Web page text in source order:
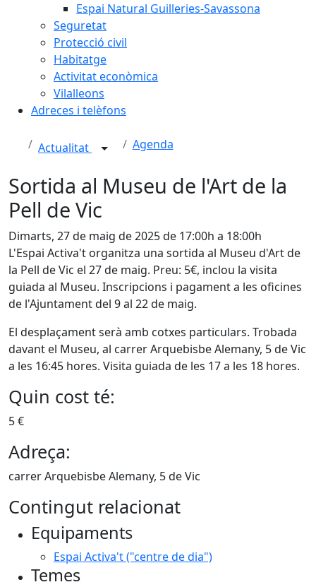
Espai Natural Guilleries-Savassona
Seguretat
Protecció civil
Habitatge
Activitat econòmica
Vilalleons
Adreces i telèfons
Actualitat Agenda
Sortida al Museu de l'Art de la
Pell de Vic
Dimarts, 27 de maig de 2025 de 17:00h a 18:00h
L'Espai Activa't organitza una sortida al Museu d'Art de
la Pell de Vic el 27 de maig. Preu: 5€, inclou la visita
guiada al Museu. Inscripcions i pagament a les oficines
de l'Ajuntament del 9 al 22 de maig.
El desplaçament serà amb cotxes particulars. Trobada
davant el Museu, al carrer Arquebisbe Alemany, 5 de Vic
a les 16:45 hores. Visita guiada de les 17 a les 18 hores.
Quin cost té:
5 €
Adreça:
carrer Arquebisbe Alemany, 5 de Vic
Contingut relacionat
Equipaments
Espai Activa't ("centre de dia")
Temes